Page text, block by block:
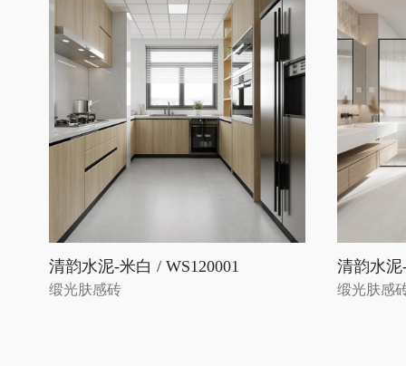
清韵水泥-米白 / WS120001
缎光肤感砖
清韵水泥
缎光肤感